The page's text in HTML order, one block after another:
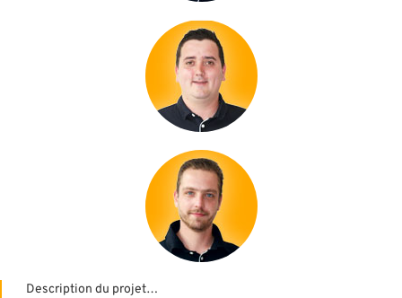
Description du projet…